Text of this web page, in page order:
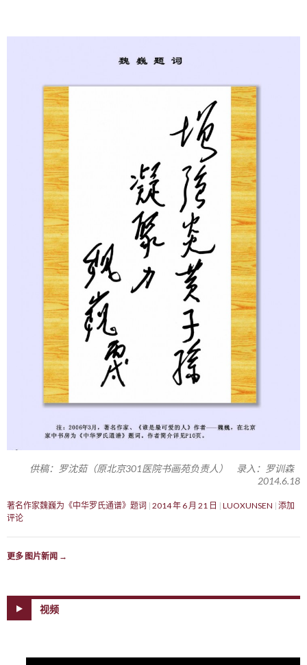
供稿：罗沈茹（原北京301医院书画苑负责人） 录入：罗训森
2014.6.18
著名作家魏巍为《中华罗氏通谱》题词 2014 年 6 月 21 日 LUOXUNSEN 添加
评论
更多 图片新闻 →
视频